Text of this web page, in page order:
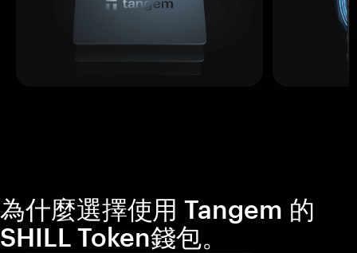
為什麼選擇使用 Tangem 的
SHILL Token錢包。